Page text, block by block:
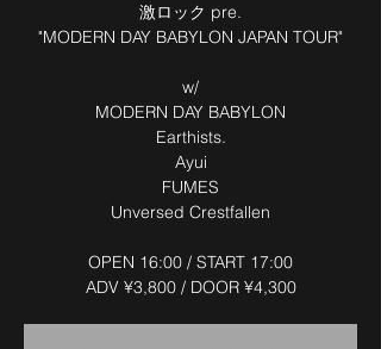
激ロック pre.
"MODERN DAY BABYLON JAPAN TOUR"
w/
MODERN DAY BABYLON
Earthists.
Ayui
FUMES
Unversed Crestfallen
OPEN 16:00 / START 17:00
ADV ¥3,800 / DOOR ¥4,300